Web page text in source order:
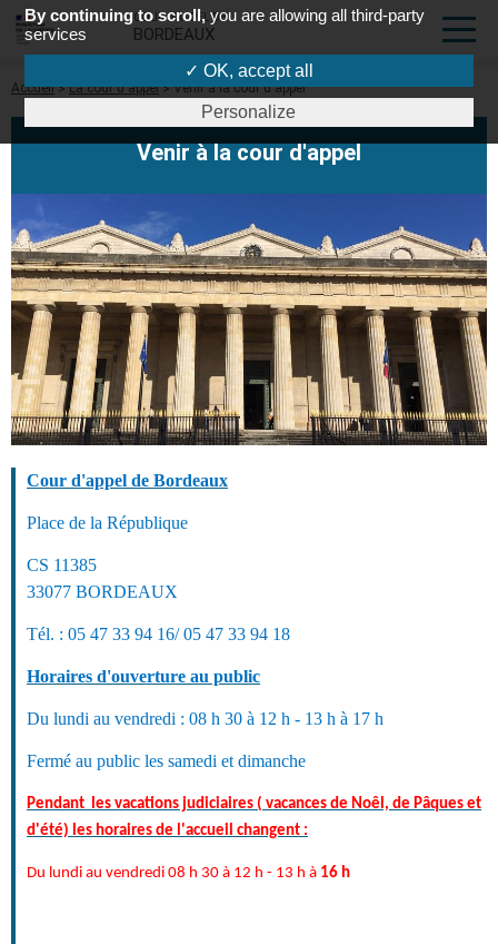
COUR D'APPEL DE
BORDEAUX
Fil
Accueil La cour d'appel Venir à la cour d'appel
Venir à la cour d'appel
Cour d'appel de Bordeaux
Place de la République
CS 11385
33077 BORDEAUX
Tél. : 05 47 33 94 16/ 05 47 33 94 18
Horaires d'ouverture au public
Du lundi au vendredi : 08 h 30 à 12 h - 13 h à 17 h
Fermé au public les samedi et dimanche
Pendant les vacations judiciaires ( vacances de Noêl, de Pâques et
d'été) les horaires de l'accueil changent :
Du lundi au vendredi 08 h 30 à 12 h - 13 h à 16 h
By continuing to scroll, you are allowing all third-party
services
✓ OK, accept all
Personalize